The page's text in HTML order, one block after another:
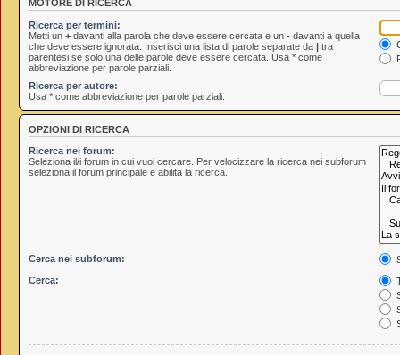
MOTORE DI RICERCA
Ricerca per termini:
Metti un + davanti alla parola che deve essere cercata e un - davanti a quella
che deve essere ignorata. Inserisci una lista di parole separate da | tra
parentesi se solo una delle parole deve essere cercata. Usa * come
abbreviazione per parole parziali.
Ricerca per autore:
Usa * come abbreviazione per parole parziali.
OPZIONI DI RICERCA
Ricerca nei forum:
Seleziona il/i forum in cui vuoi cercare. Per velocizzare la ricerca nei subforum
seleziona il forum principale e abilita la ricerca.
Cerca nei subforum:
Cerca: